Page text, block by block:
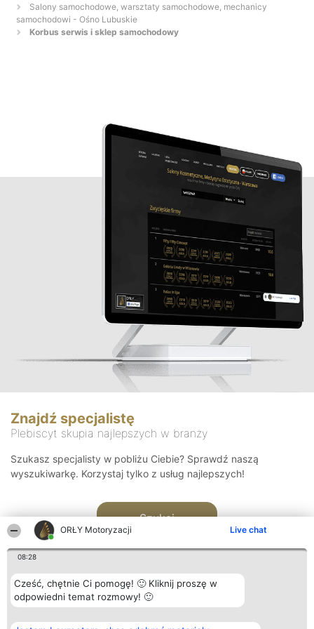
ORŁY Motoryzacji Live chat
08:28
Cześć, chętnie Ci pomogę! 🙂 Kliknij proszę w
odpowiedni temat rozmowy! 🙂
Salony samochodowe, warsztaty samochodowe, mechanicy
samochodowi - Ośno Lubuskie
Korbus serwis i sklep samochodowy
Znajdź specjalistę
Plebiscyt skupia najlepszych w branży
Szukasz specjalisty w pobliżu Ciebie? Sprawdź naszą
wyszukiwarkę. Korzystaj tylko z usług najlepszych!
Szukaj
Organizator plebiscytu Plebiscyt Kontakt